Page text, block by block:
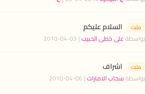
مثبت السلام عليكم
بواسطةعلى خطى الحبيب| 03-04-2010
مثبت اشراف
بواسطةسحاب الامارات| 06-04-2010